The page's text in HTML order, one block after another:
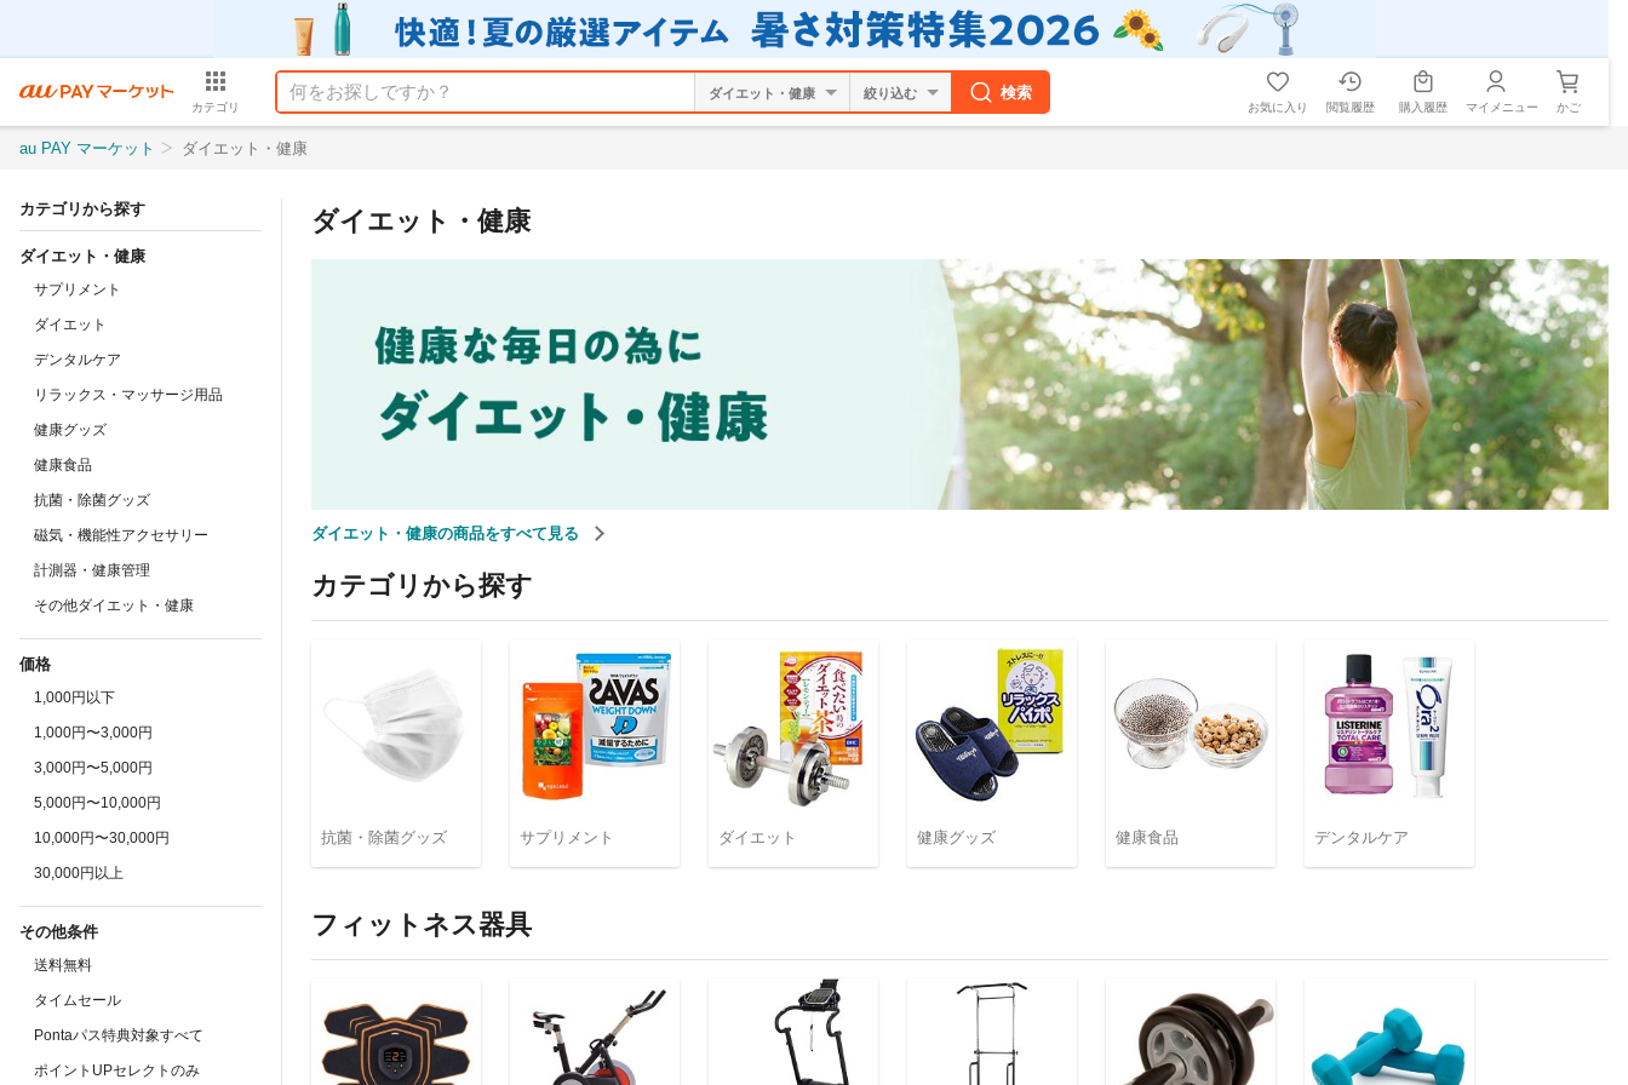
カテゴリ
絞り込む 検索
お気に入り 閲覧履歴 購入履歴 マイメニュー かご
au PAY マーケット ダイエット・健康
カテゴリから探す
ダイエット・健康
サプリメント
ダイエット
デンタルケア
リラックス・マッサージ用品
健康グッズ
健康食品
抗菌・除菌グッズ
磁気・機能性アクセサリー
計測器・健康管理
その他ダイエット・健康
価格
1,000円以下
1,000円〜3,000円
3,000円〜5,000円
5,000円〜10,000円
10,000円〜30,000円
30,000円以上
その他条件
送料無料
タイムセール
Pontaパス特典対象すべて
ポイントUPセレクトのみ
ダイエット・健康
ダイエット・健康の商品をすべて見る
カテゴリから探す
抗菌・除菌グッズ サプリメント ダイエット 健康グッズ 健康食品 デンタルケア
フィットネス器具